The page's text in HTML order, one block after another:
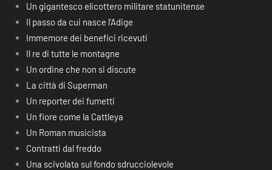
Un gigantesco elicottero militare statunitense
Il passo da cui nasce l’Adige
Immemore dei benefici ricevuti
Il re di tutte le montagne
Un ordine che non si discute
La città di Superman
Un reporter dei fumetti
Un fiore come la Cattleya
Un Roman musicista
Contratti dal freddo
Una scivolata sul fondo sdrucciolevole